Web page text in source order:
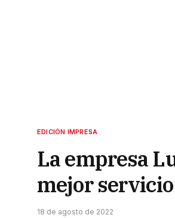
EDICIÓN IMPRESA
La empresa
mejor servicio
18 de agosto de 2022